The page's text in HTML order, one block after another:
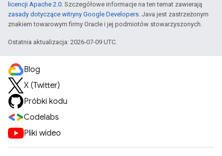
licencji Apache 2.0. Szczegółowe informacje na ten temat zawierają
zasady dotyczące witryny Google Developers. Java jest zastrzeżonym
znakiem towarowym firmy Oracle i jej podmiotów stowarzyszonych.
Ostatnia aktualizacja: 2026-07-09 UTC.
Blog
X (Twitter)
Próbki kodu
Codelabs
Pliki wideo